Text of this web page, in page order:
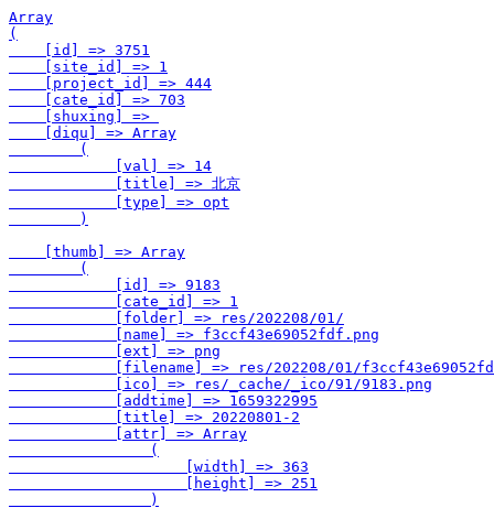
Array
(
    [id] => 3751
    [site_id] => 1
    [project_id] => 444
    [cate_id] => 703
    [shuxing] =>
    [diqu] => Array
        (
            [val] => 14
            [title] => 北京
            [type] => opt
        )
    [thumb] => Array
        (
            [id] => 9183
            [cate_id] => 1
            [folder] => res/202208/01/
            [name] => f3ccf43e69052fdf.png
            [ext] => png
[filename] => res/202208/01/
            [ico] => res/_cache/_ico/91/9183.png
            [addtime] => 1659322995
            [title] => 20220801-2
            [attr] => Array
                (
                    [width] => 363
                    [height] => 251
                )